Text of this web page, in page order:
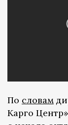
По словам
Карго